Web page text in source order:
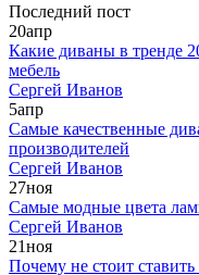
Последний пост
20апр
Какие диваны в тренде
мебель
Сергей Иванов
5апр
Самые качественные
производителей
Сергей Иванов
27ноя
Самые модные цвета
Сергей Иванов
21ноя
Почему не стоит